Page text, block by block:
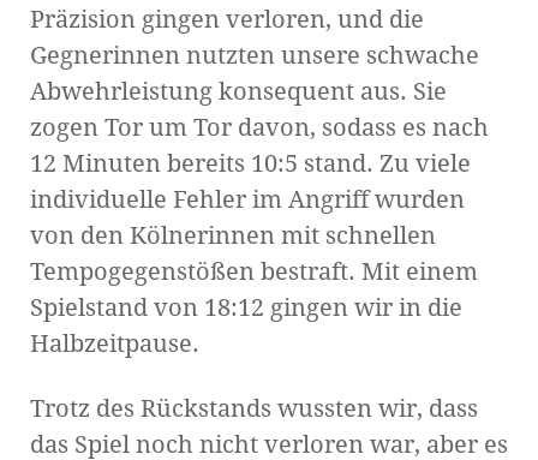
Präzision gingen verloren, und die
Gegnerinnen nutzten unsere schwache
Abwehrleistung konsequent aus. Sie
zogen Tor um Tor davon, sodass es nach
12 Minuten bereits 10:5 stand. Zu viele
individuelle Fehler im Angriff wurden
von den Kölnerinnen mit schnellen
Tempogegenstößen bestraft. Mit einem
Spielstand von 18:12 gingen wir in die
Halbzeitpause.
Trotz des Rückstands wussten wir, dass
das Spiel noch nicht verloren war, aber es